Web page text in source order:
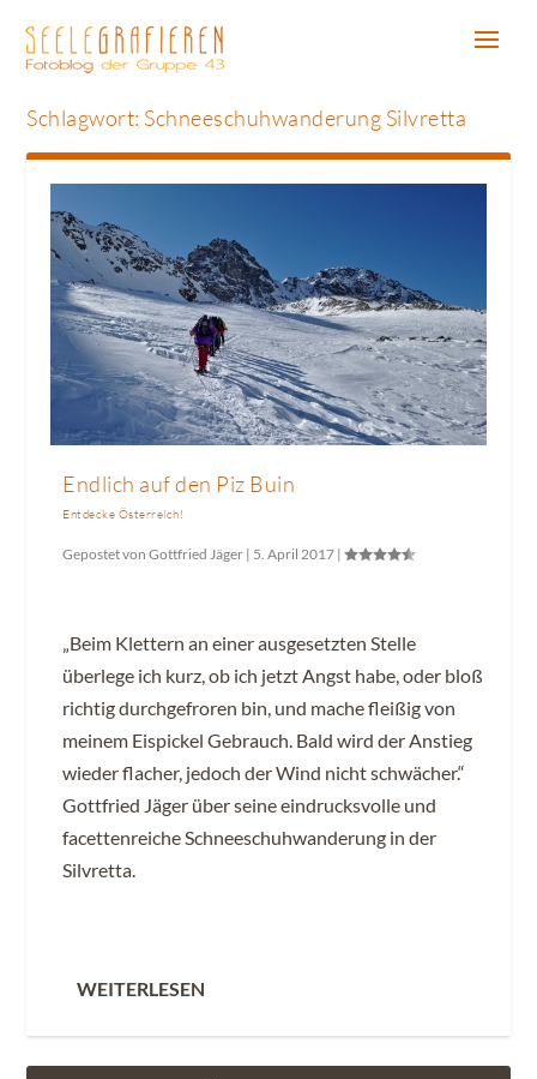
Schlagwort: Schneeschuhwanderung Silvretta
Endlich auf den Piz Buin
Entdecke Österreich!
Gepostet vonGottfried Jäger | 5. April 2017 |
„Beim Klettern an einer ausgesetzten Stelle
überlege ich kurz, ob ich jetzt Angst habe, oder bloß
richtig durchgefroren bin, und mache fleißig von
meinem Eispickel Gebrauch. Bald wird der Anstieg
wieder flacher, jedoch der Wind nicht schwächer.“
Gottfried Jäger über seine eindrucksvolle und
facettenreiche Schneeschuhwanderung in der
Silvretta.
WEITERLESEN